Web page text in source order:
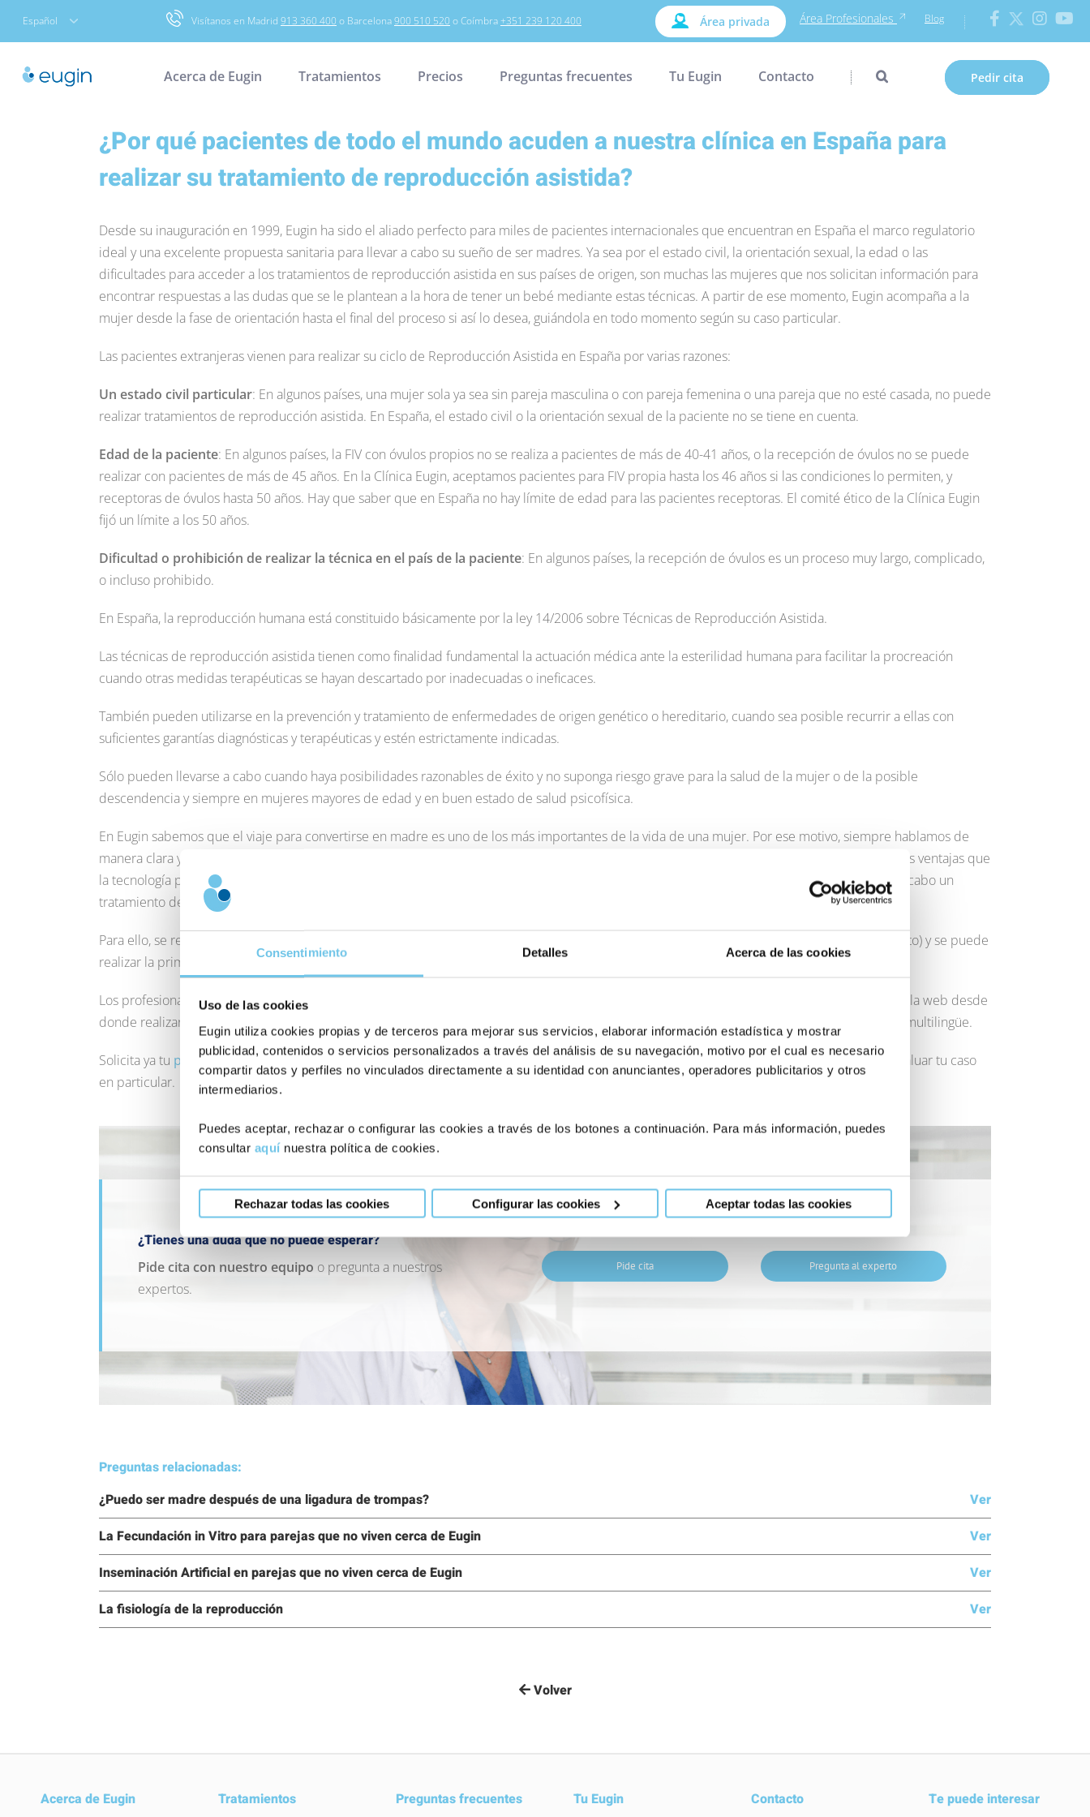
Consentimiento Detalles Acerca de las cookies
Uso de las cookies
Eugin utiliza cookies propias y de terceros para mejorar sus servicios, elaborar información estadística y mostrar
publicidad, contenidos o servicios personalizados a través del análisis de su navegación, motivo por el cual es necesario
compartir datos y perfiles no vinculados directamente a su identidad con anunciantes, operadores publicitarios y otros
intermediarios.
Puedes aceptar, rechazar o configurar las cookies a través de los botones a continuación. Para más información, puedes
consultar aquínuestra política de cookies.
Rechazar todas las cookies Configurar las cookies Aceptar todas las cookies
Español Visítanos en Madrid 913 360 400 o Barcelona900 510 520 o Coímbra+351 239 120 400 Área privada Área Profesionales Blog
Acerca de Eugin Tratamientos Precios Preguntas frecuentes Tu Eugin Contacto Pedir cita
¿Por qué pacientes de todo el mundo acuden a nuestra clínica en España para
realizar su tratamiento de reproducción asistida?
Desde su inauguración en 1999, Eugin ha sido el aliado perfecto para miles de pacientes internacionales que encuentran en España el marco regulatorio
ideal y una excelente propuesta sanitaria para llevar a cabo su sueño de ser madres. Ya sea por el estado civil, la orientación sexual, la edad o las
dificultades para acceder a los tratamientos de reproducción asistida en sus países de origen, son muchas las mujeres que nos solicitan información para
encontrar respuestas a las dudas que se le plantean a la hora de tener un bebé mediante estas técnicas. A partir de ese momento, Eugin acompaña a la
mujer desde la fase de orientación hasta el final del proceso si así lo desea, guiándola en todo momento según su caso particular.
Las pacientes extranjeras vienen para realizar su ciclo de Reproducción Asistida en España por varias razones:
Un estado civil particular: En algunos países, una mujer sola ya sea sin pareja masculina o con pareja femenina o una pareja que no esté casada, no puede
realizar tratamientos de reproducción asistida. En España, el estado civil o la orientación sexual de la paciente no se tiene en cuenta.
Edad de la paciente: En algunos países, la FIV con óvulos propios no se realiza a pacientes de más de 40-41 años, o la recepción de óvulos no se puede
realizar con pacientes de más de 45 años. En la Clínica Eugin, aceptamos pacientes para FIV propia hasta los 46 años si las condiciones lo permiten, y
receptoras de óvulos hasta 50 años. Hay que saber que en España no hay límite de edad para las pacientes receptoras. El comité ético de la Clínica Eugin
fijó un límite a los 50 años.
Dificultad o prohibición de realizar la técnica en el país de la paciente: En algunos países, la recepción de óvulos es un proceso muy largo, complicado,
o incluso prohibido.
En España, la reproducción humana está constituido básicamente por la ley 14/2006 sobre Técnicas de Reproducción Asistida.
Las técnicas de reproducción asistida tienen como finalidad fundamental la actuación médica ante la esterilidad humana para facilitar la procreación
cuando otras medidas terapéuticas se hayan descartado por inadecuadas o ineficaces.
También pueden utilizarse en la prevención y tratamiento de enfermedades de origen genético o hereditario, cuando sea posible recurrir a ellas con
suficientes garantías diagnósticas y terapéuticas y estén estrictamente indicadas.
Sólo pueden llevarse a cabo cuando haya posibilidades razonables de éxito y no suponga riesgo grave para la salud de la mujer o de la posible
descendencia y siempre en mujeres mayores de edad y en buen estado de salud psicofísica.
En Eugin sabemos que el viaje para convertirse en madre es uno de los más importantes de la vida de una mujer. Por ese motivo, siempre hablamos de
manera clara y honesta con nuestras pacientes acerca de sus opciones. Una vez que nos embarcamos en la búsqueda del bebé, utilizamos las ventajas que
la tecnología pone de nuestro lado para facilitar y agilizar en la medida de lo posible los desplazamientos y los tiempos que suponen llevar a cabo un
tratamiento de reproducción asistida fuera del país de residencia.
Para ello, se reducen al mínimo las ocasiones en que es necesaria una visita física a la clínica (que variarán entre una o dos según el tratamiento) y se puede
realizar la primera toma de contacto con diagnóstico incluido a través de videoconferencia.
Los profesionales de Eugin apoyan a las pacientes de manera integral durante todo el proceso, poniendo a su disposición un área privada en la web desde
donde realizar un seguimiento exclusivo de los tratamientos; apoyo para la organización del viaje y la documentación necesaria; y un equipo multilingüe.
Solicita ya tu primera visita gratuitamediante videoconferencia, para que uno de nuestros especialistas en reproducción asistida pueda evaluar tu caso
en particular.
¿Tienes una duda que no puede esperar?
Pide cita con nuestro equipo o pregunta a nuestros
expertos.
Pide cita Pregunta al experto
Preguntas relacionadas:
¿Puedo ser madre después de una ligadura de trompas?
Ver
La Fecundación in Vitro para parejas que no viven cerca de Eugin
Ver
Inseminación Artificial en parejas que no viven cerca de Eugin
Ver
La fisiología de la reproducción
Ver
Volver
Acerca de Eugin Tratamientos Preguntas frecuentes Tu Eugin Contacto Te puede interesar